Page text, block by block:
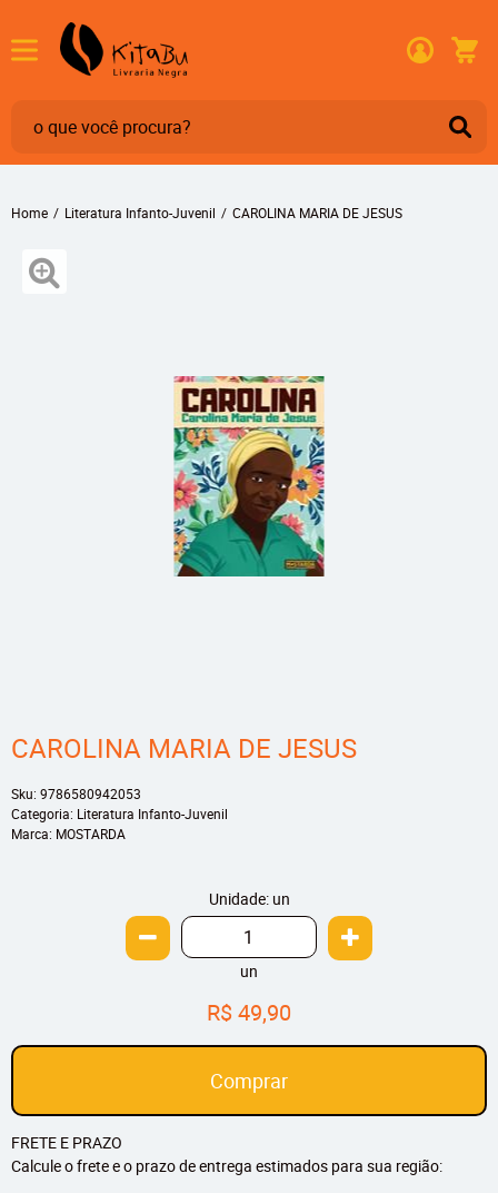
Home Literatura Infanto-Juvenil CAROLINA MARIA DE JESUS
CAROLINA MARIA DE JESUS
Sku: 9786580942053
Categoria: Literatura Infanto-Juvenil
Marca: MOSTARDA
Unidade: un
un
R$ 49,90
Comprar
FRETE E PRAZO
Calcule o frete e o prazo de entrega estimados para sua região: